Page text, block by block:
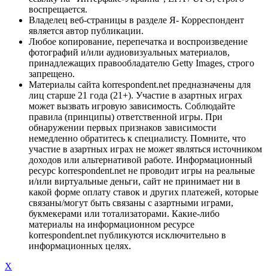
воспрещается.
Владелец веб-страницы в разделе Я- Корреспондент
является автор публикации.
Любое копирование, перепечатка и воспроизведение
фотографий и/или аудиовизуальных материалов,
принадлежащих правообладателю Getty Images, строго
запрещено.
Материалы сайта korrespondent.net предназначены для
лиц старше 21 года (21+). Участие в азартных играх
может вызвать игровую зависимость. Соблюдайте
правила (принципы) ответственной игры. При
обнаружении первых признаков зависимости
немедленно обратитесь к специалисту. Помните, что
участие в азартных играх не может являться источником
доходов или альтернативой работе. Информационный
ресурс korrespondent.net не проводит игры на реальные
и/или виртуальные деньги, сайт не принимает ни в
какой форме оплату ставок и других платежей, которые
связаны/могут быть связаны с азартными играми,
букмекерами или тотализаторами. Какие-либо
материалы на информационном ресурсе
korrespondent.net публикуются исключительно в
информационных целях.
X